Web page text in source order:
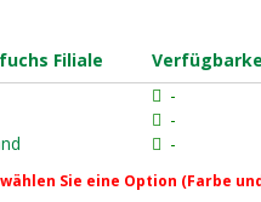
Filiale
-
-
-
Sie eine Option (Farbe